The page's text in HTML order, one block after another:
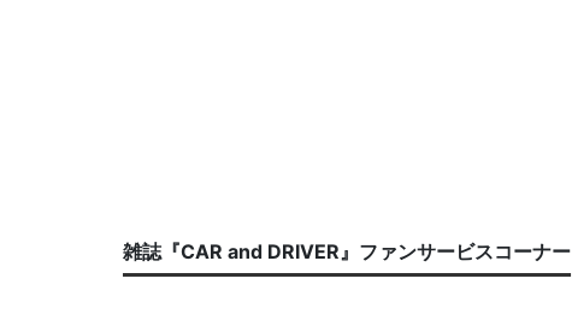
雑誌『CAR and DRIVER』ファンサービスコーナー